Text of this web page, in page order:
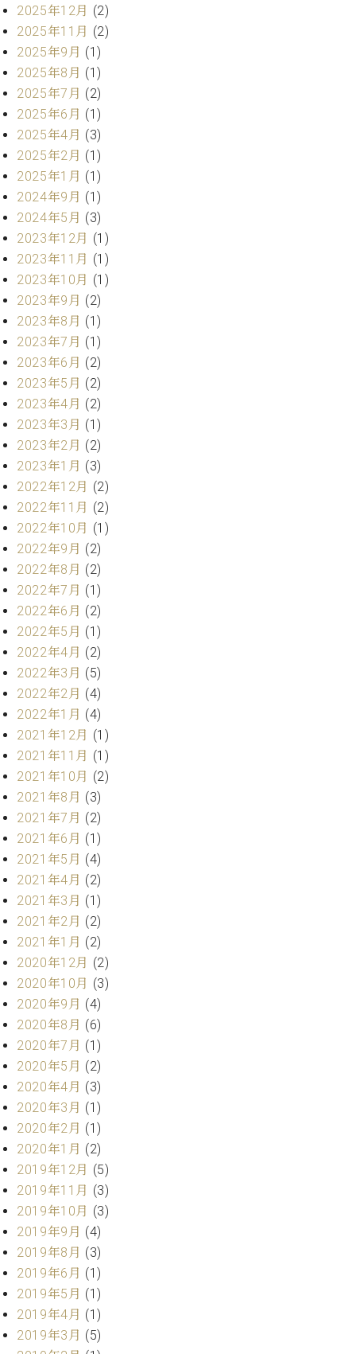
ヒ
シ
ュ
イ
ン
コ
ン
サ
ー
ト
ア
ッ
プ
ラ
イ
ピ
ア
ノ
C.
ベ
ヒ
シ
ュ
タ
イ
ン
ジ
デ
ン
ス
ア
ッ
プ
ラ
イ
ト
ピ
ア
C.
ベ
ヒ
シ
ュ
タ
イ
ン
ア
カ
デ
ミ
ー
W.
ホ
フ
マ
ン
プ
ロ
フ
ェ
ッ
シ
ョ
ナ
ル
W.
ホ
フ
納
入
実
音
楽
教
室
ご
愛
用
の
声
コ
ン
ク
ー
楽
教
室
ム
東
京
長
ご
挨
拶
展
示
報
ホー
ル・
スタ
ジオ
レン
タル
ホー
ル・
スタ
ジオ
空き
動
画
収
録
サ
ビ
ス
音
楽
教
室
ア
ノ
の
コ
ン
ェ
ル
ジ
ュ
ア
ク
ス
セン
トラ
ム東
京の
ご案
内
(PDF)
お
問
い
合
せ
本
社
：
八
王
子
・
技
術
営
2025年12月 (2)
2025年11月 (2)
2025年9月 (1)
2025年8月 (1)
2025年7月 (2)
2025年6月 (1)
2025年4月 (3)
2025年2月 (1)
2025年1月 (1)
2024年9月 (1)
2024年5月 (3)
2023年12月 (1)
2023年11月 (1)
2023年10月 (1)
2023年9月 (2)
2023年8月 (1)
2023年7月 (1)
2023年6月 (2)
2023年5月 (2)
2023年4月 (2)
2023年3月 (1)
2023年2月 (2)
2023年1月 (3)
2022年12月 (2)
2022年11月 (2)
2022年10月 (1)
2022年9月 (2)
2022年8月 (2)
2022年7月 (1)
2022年6月 (2)
2022年5月 (1)
2022年4月 (2)
2022年3月 (5)
2022年2月 (4)
2022年1月 (4)
2021年12月 (1)
2021年11月 (1)
2021年10月 (2)
2021年8月 (3)
2021年7月 (2)
2021年6月 (1)
2021年5月 (4)
2021年4月 (2)
2021年3月 (1)
2021年2月 (2)
2021年1月 (2)
2020年12月 (2)
2020年10月 (3)
2020年9月 (4)
2020年8月 (6)
2020年7月 (1)
2020年5月 (2)
2020年4月 (3)
2020年3月 (1)
2020年2月 (1)
2020年1月 (2)
2019年12月 (5)
2019年11月 (3)
2019年10月 (3)
2019年9月 (4)
2019年8月 (3)
2019年6月 (1)
2019年5月 (1)
2019年4月 (1)
2019年3月 (5)